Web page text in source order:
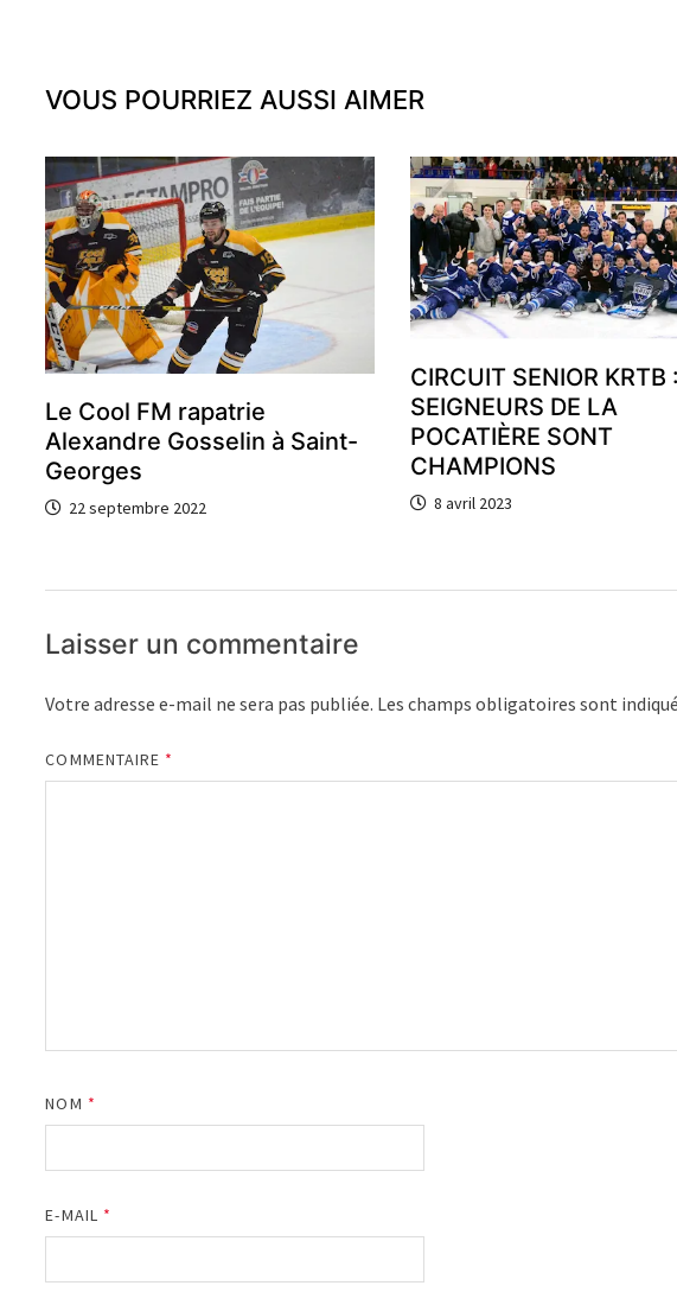
VOUS POURRIEZ AUSSI AIMER
Le Cool FM rapatrie
Alexandre Gosselin à Saint-
Georges
22 septembre 2022
CIRCUIT SENIOR KRTB
SEIGNEURS DE LA
POCATIÈRE SONT
CHAMPIONS
8 avril 2023
Laisser un commentaire
Votre adresse e-mail ne sera pas publiée. Les champs obligatoires sont
COMMENTAIRE *
NOM *
E-MAIL *